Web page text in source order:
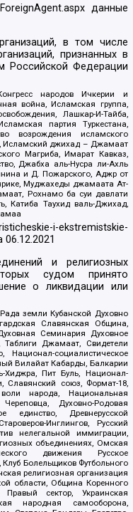
данные
в том числе
признанных в
Российской Федерации
народов Ичкерии и
война, Исламская группа,
Лашкар-И-Тайба,
партия Туркестана,
возрождения исламского
Исламский джихад – Джамаат
Магриба, Имарат Кавказ,
Джабха аль-Нусра ли-Ахль
и Д. Пожарского, Аджр от
Муджахеды джамаата Ат-
Рохнамо ба суи давлати
Катиба Таухид валь-Джихад,
i-ekstremistskie-
06.12.2021
и религиозных
судом принято
о ликвидации или
земли Кубанской Духовно
Славянская Община,
Семинария Духовное
Джамаат, Свидетели
Национал-социалистическое
Вилайат Кабарды, Балкарии
Пит Буль, Национал-
Славянский союз, Формат-18,
народа, Национальная
Духовно-Родовая
единство, Древнерусской
Инглингов, Русский
нелегальной иммиграции,
объединениях, Омская
движения Русское
Болельщиков Футбольного
религиозная организация
области, Община Коренного
сектор, Украинская
народная самооборона,